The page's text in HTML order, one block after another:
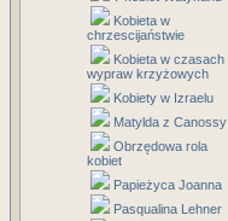
Kobieta w
chrzescijaństwie
Kobieta w czasach
wypraw krzyżowych
Kobiety w Izraelu
Matylda z Canossy
Obrzędowa rola
kobiet
Papieżyca Joanna
Pasqualina Lehner